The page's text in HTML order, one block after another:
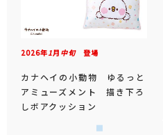
2026年1月 中旬登場
カナヘイの小動物 ゆるっと
アミューズメント 描き下ろ
しボアクッション